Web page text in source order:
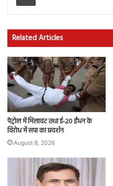
Related Articles
पेट्रोल में मिलावट तथा ई-20 ईंधन के
विरोध में सपा का प्रदर्शन
August 8, 2026